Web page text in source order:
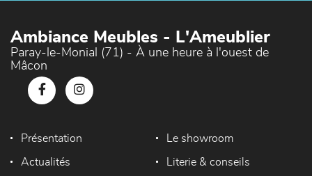
Ambiance Meubles - L'Ameublier
Paray-le-Monial (71) - À une heure à l'ouest de
Mâcon
Présentation Le showroom
Actualités Literie & conseils